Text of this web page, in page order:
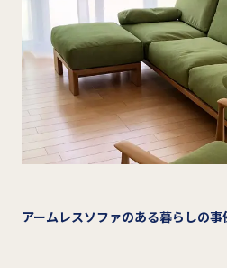
アームレスソファのある暮らしの事